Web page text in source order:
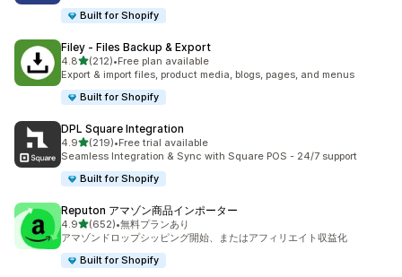
Built for Shopify
Filey ‑ Files Backup & Export
4.85つ星中
(212)
合計レビュー数：212件
•Free plan available
Export & import files, product media, blogs, pages, and menus
Built for Shopify
DPL Square Integration
4.95つ星中
(219)
合計レビュー数：219件
•Free trial available
Seamless Integration & Sync with Square POS - 24/7 support
Built for Shopify
Reputon アマゾン商品インポーター
4.95つ星中
(652)
合計レビュー数：652件
•無料プランあり
アマゾンドロップシッピング開始、またはアフィリエイト収益化
Built for Shopify